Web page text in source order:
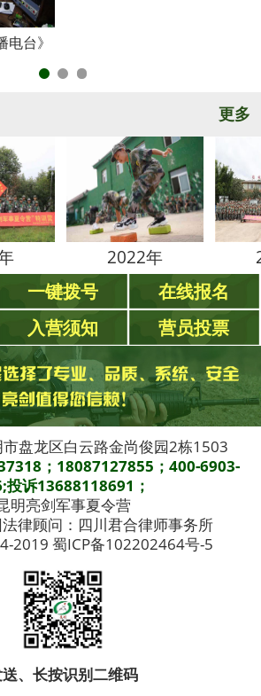
电台》
更多
2022年 2021年
一键拨号
在线报名
入营须知 营员投票
盘龙区白云路金尚俊园2栋1503
；18087127855；400-6903-
投诉13688118691；
明亮剑军事夏令营
律顾问：四川君合律师事务所
2019 蜀ICP备102202464号-5
、长按识别二维码